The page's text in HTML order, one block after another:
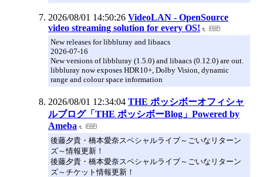
2026/08/01 14:50:26 VideoLAN - OpenSource
video streaming solution for every OS!
New releases for libbluray and libaacs
2026-07-16
New versions of libbluray (1.5.0) and libaacs (0.12.0) are out.
libbluray now exposes HDR10+, Dolby Vision, dynamic
range and colour space information
2026/08/01 12:34:04 THE ポッシボーオフィシャ
ルブログ「THE ポッシボーBlog」Powered by
Ameba
後藤夕貴・橋本愛奈スペシャルライブ～ごいなリターン
ズ～情報更新！
後藤夕貴・橋本愛奈スペシャルライブ～ごいなリターン
ズ～チケット情報更新！